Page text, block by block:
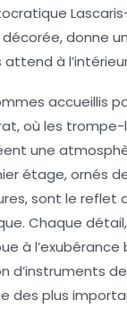
donne
attend à
accueillis
où les
une
étage, ornés
sont le reflet
Chaque
à l’exubérance
d’instruments
des plus